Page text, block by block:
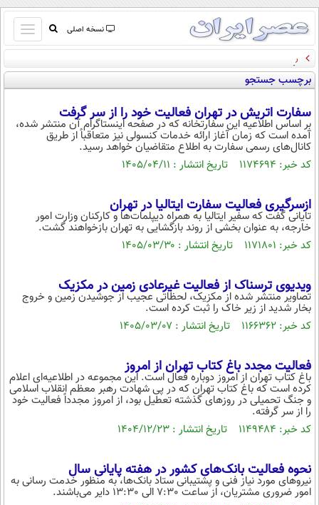
نسخه اصلی
باز
و
بسته
کردن
جستجو
نظرسنجی
آب و هوا
اوقات شرعی
سواد زندگی
سیاسی
اقتصاد
خودرو
جامعه
اجتماعی
حوادث
یک برش دانایی
محیط زیست
سفر و تفریح
ورزشی
بین الملل
علم و دانش
فناوری و It
علمی
قرآن
گوناگون
باشگاه مغز
مجله تصویری سلاح
اقتصاد
ورزش
عصر ایران 2
خواندنی ها و دیدنی ها
آموزش زبان
روزنامه خراسان: صندوق اعتباری هنر پاسخ بدهد
برچسب جستجو
سفارت اتریش در تهران فعالیت خود را از سر گرفت
بر اساس اطلاعیه این سفارتخانه که در صفحه اینستاگرام آن منتشر شده،
آمده است که زمان آغاز ارائه خدمات کنسولی نیز متعاقباً از طریق
کانال‌های رسمی سفارت به اطلاع متقاضیان خواهد رسید.
کد خبر: ۱۱۷۴۶۹۴ تاریخ انتشار : ۱۴۰۵/۰۴/۱۱
ازسرگیری فعالیت سفارت ایتالیا در تهران
تایانی گفت که سفیر ایتالیا به همراه دیپلمات‌ها و کارکنان وزارت امور
خارجه، به عنوان بخشی از روند بازگشایی به تهران بازخواهند گشت.
کد خبر: ۱۱۷۱۸۰۱ تاریخ انتشار : ۱۴۰۵/۰۳/۳۰
ویدیوی ترسناک از فعالیت غیرعادی زمین در مکزیک
تصاویر منتشر شده از مکزیک، لحظاتی عجیب از جوشیدن زمین و خروج
بخار شدید از زیر خاک را ثبت کرده است.
کد خبر: ۱۱۶۶۳۶۲ تاریخ انتشار : ۱۴۰۵/۰۳/۰۷
فعالیت مجدد باغ کتاب تهران از امروز
باغ کتاب تهران از امروز دوباره فعال است. این مجموعه در اطلاعیه‌ای اعلام
کرده است که باغ کتاب تهران که در پی شهادت رهبر معظم انقلاب اسلامی
و جنگ تحمیلی در روزهای گذشته تعطیل بود، از امروز مجدداً فعالیت خود
را از سر گرفته.
کد خبر: ۱۱۴۹۴۸۴ تاریخ انتشار : ۱۴۰۴/۱۲/۲۳
نحوه فعالیت بانک‌های کشور در هفته پایانی سال
نیروهای مورد نیاز فنی و پشتیبانی ستاد بانک‌ها، به منظور خدمت رسانی به
امور ضروری مشتریان، از ساعت 7:30 الی 13:30 دایر می‌باشند.